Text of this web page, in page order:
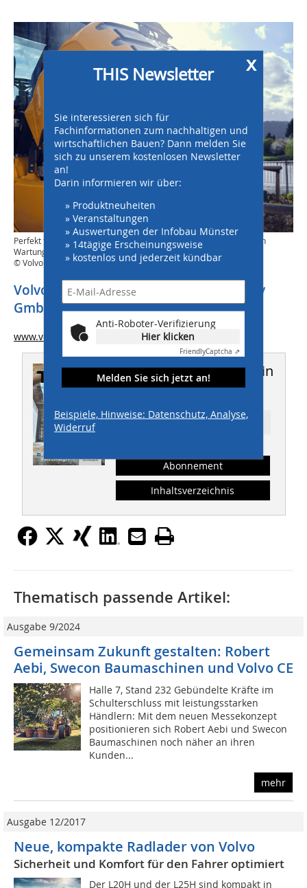
Perfekt für alle Servicetechniker ist der ebenerdige Zugang zu den
Wartungspunkten.
© Volvo Construction Equipment Germany GmbH
Volvo Construction Equipment Germany
GmbH
www.volvoce.com
Dieser Artikel erschien in
THIS 5-6/2024
Ressort: BAUMASCHINEN
Abonnement
Inhaltsverzeichnis
x
THIS Newsletter
Sie interessieren sich für
Fachinformationen zum nachhaltigen und
wirtschaftlichen Bauen? Dann melden Sie
sich zu unserem kostenlosen Newsletter
an!
Darin informieren wir über:
» Produktneuheiten
» Veranstaltungen
» Auswertungen der Infobau Münster
» 14tägige Erscheinungsweise
» kostenlos und jederzeit kündbar
Anti-Roboter-Verifizierung
Hier klicken
FriendlyCaptcha ⇗
Melden Sie sich jetzt an!
Beispiele, Hinweise: Datenschutz, Analyse,
Widerruf
Thematisch passende Artikel:
Ausgabe 9/2024
Gemeinsam Zukunft gestalten: Robert
Aebi, Swecon Baumaschinen und Volvo CE
Halle 7, Stand 232 Gebündelte Kräfte im
Schulterschluss mit leistungsstarken
Händlern: Mit dem neuen Messekonzept
positionieren sich Robert Aebi und Swecon
Baumaschinen noch näher an ihren
Kunden...
mehr
Ausgabe 12/2017
Neue, kompakte Radlader von Volvo
Sicherheit und Komfort für den Fahrer optimiert
Der L20H und der L25H sind kompakt in